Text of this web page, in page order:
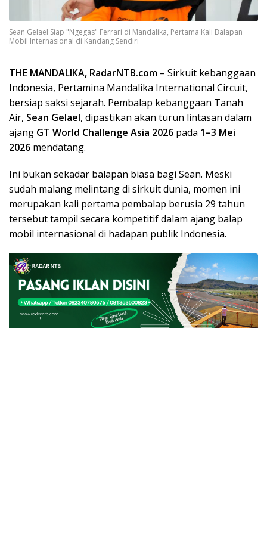
Sean Gelael Siap "Ngegas" Ferrari di Mandalika, Pertama Kali Balapan
Mobil Internasional di Kandang Sendiri
THE MANDALIKA, RadarNTB.com – Sirkuit kebanggaan
Indonesia, Pertamina Mandalika International Circuit,
bersiap saksi sejarah. Pembalap kebanggaan Tanah
Air, Sean Gelael, dipastikan akan turun lintasan dalam
ajang GT World Challenge Asia 2026 pada 1–3 Mei
2026 mendatang.
Ini bukan sekadar balapan biasa bagi Sean. Meski
sudah malang melintang di sirkuit dunia, momen ini
merupakan kali pertama pembalap berusia 29 tahun
tersebut tampil secara kompetitif dalam ajang balap
mobil internasional di hadapan publik Indonesia.